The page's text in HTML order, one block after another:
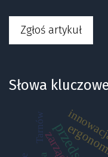
Zgłoś artykuł
Słowa
Tarnów